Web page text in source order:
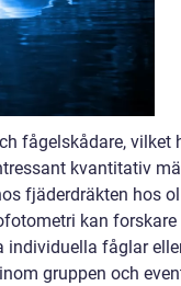
fågelskådare, vilket
kvantitativ
fjäderdräkten hos
kan
fåglar
gruppen och